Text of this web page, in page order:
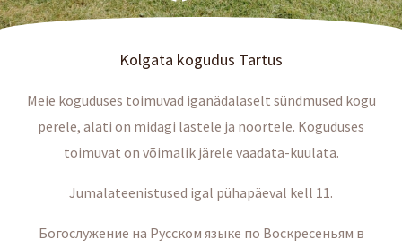
Kolgata kogudus Tartus
Meie koguduses toimuvad iganädalaselt sündmused kogu
perele, alati on midagi lastele ja noortele. Koguduses
toimuvat on võimalik järele vaadata-kuulata.
Jumalateenistused igal pühapäeval kell 11.
Богослужение на Русском языке по Воскресеньям в